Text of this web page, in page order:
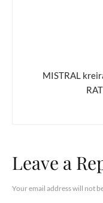
MISTRAL
Leave a
Your email address will not